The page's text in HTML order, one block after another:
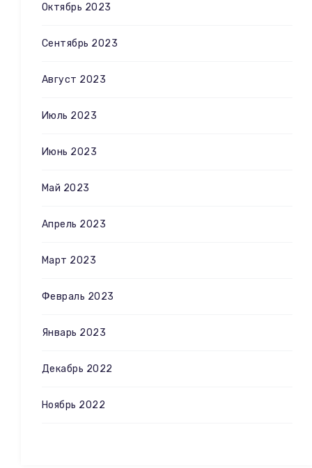
Октябрь 2023
Сентябрь 2023
Август 2023
Июль 2023
Июнь 2023
Май 2023
Апрель 2023
Март 2023
Февраль 2023
Январь 2023
Декабрь 2022
Ноябрь 2022